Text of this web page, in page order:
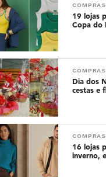
COMPRAS
19 lojas
Copa do
COMPRAS
Dia dos
cestas e
COMPRAS
16 lojas
inverno,